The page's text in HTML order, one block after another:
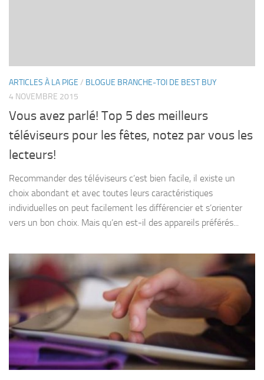
ARTICLES À LA PIGE / BLOGUE BRANCHE-TOI DE BEST BUY
4 NOVEMBRE 2015
Vous avez parlé! Top 5 des meilleurs
téléviseurs pour les fêtes, notez par vous les
lecteurs!
Recommander des téléviseurs c’est bien facile, il existe un
choix abondant et avec toutes leurs caractéristiques
individuelles on peut facilement les différencier et s’orienter
vers un bon choix. Mais qu’en est-il des appareils préférés...